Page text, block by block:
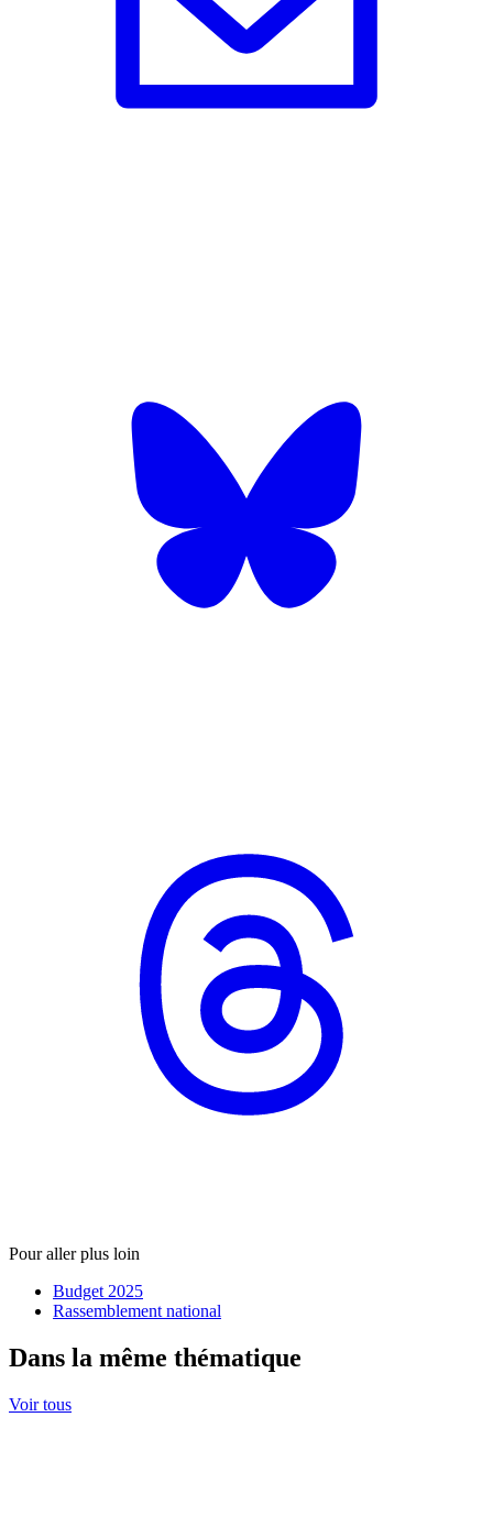
Pour aller plus loin
Budget 2025
Rassemblement national
Dans la même thématique
Voir tous